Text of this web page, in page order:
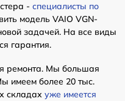
- специалисты по
модель VAIO VGN-
задачей. На все виды
гарантия.
ремонта. Мы большая
имеем более 20 тыс.
складах уже имеется